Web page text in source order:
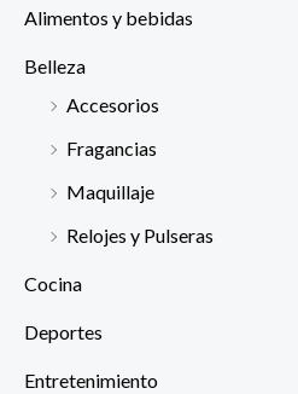
Alimentos y bebidas
Belleza
Accesorios
Fragancias
Maquillaje
Relojes y Pulseras
Cocina
Deportes
Entretenimiento